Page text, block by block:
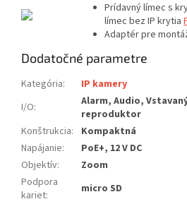
Prídavný límec s
límec bez IP krytia
Adaptér pre
Dodatočné parametre
Kategória:
IP kamery
I/O:
Alarm, Audio,
reproduktor
Konštrukcia:
Kompaktná
Napájanie:
PoE+, 12 V DC
Objektív:
Zoom
Podpora
kariet:
micro SD